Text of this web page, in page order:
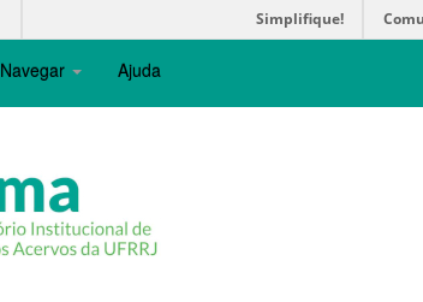
Simplifique!
Navegar Ajuda